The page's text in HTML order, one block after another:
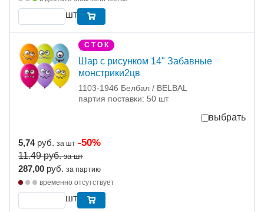
шт
С Т О К
Шар с рисунком 14" Забавные
монстрики2цв
1103-1946 Белбал / BELBAL
партия поставки: 50 шт
выбрать
5,74 руб. за шт -50%
11.49руб. за шт
287,00 руб. за партию
временно отсутствует
шт